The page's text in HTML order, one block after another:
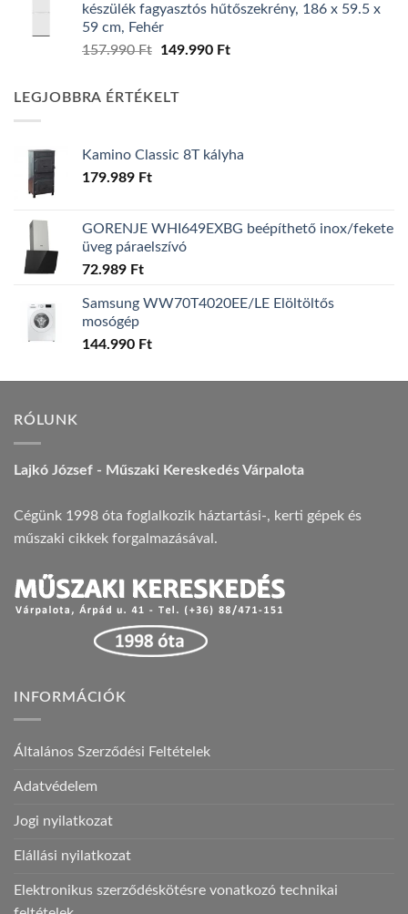
139.990 Ft.119.990 Ft.
készülék fagyasztós hűtőszekrény, 186 x 59.5 x
59 cm, Fehér
157.990Ft
Original
157.990 Ft.
149.990 FtCurrent
LEGJOBBRA ÉRTÉKELT
Kamino Classic 8T kályha
179.989 Ft
GORENJE WHI649EXBG beépíthető inox/fekete
üveg páraelszívó
72.989 Ft
Samsung WW70T4020EE/LE Elöltöltős
mosógép
144.990 Ft
RÓLUNK
Lajkó József - Műszaki Kereskedés Várpalota
Cégünk 1998 óta foglalkozik háztartási-, kerti gépek és
műszaki cikkek forgalmazásával.
INFORMÁCIÓK
Általános Szerződési Feltételek
Adatvédelem
Jogi nyilatkozat
Elállási nyilatkozat
Elektronikus szerződéskötésre vonatkozó technikai